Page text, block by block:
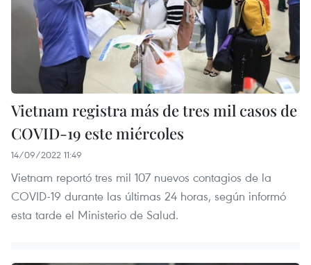
Vietnam registra más de tres mil casos de
COVID-19 este miércoles
14/09/2022 11:49
Vietnam reportó tres mil 107 nuevos contagios de la
COVID-19 durante las últimas 24 horas, según informó
esta tarde el Ministerio de Salud.